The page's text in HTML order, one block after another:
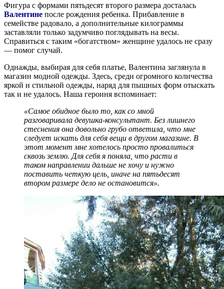
Фигура с формами пятьдесят второго размера досталась
Валентине после рождения ребенка. Прибавление в
семействе радовало, а дополнительные килограммы
заставляли только задумчиво поглядывать на весы.
Справиться с таким «богатством» женщине удалось не сразу
— помог случай.
Однажды, выбирая для себя платье, Валентина заглянула в
магазин модной одежды. Здесь, среди огромного количества
яркой и стильной одежды, наряд для пышных форм отыскать
так и не удалось. Наша героиня вспоминает:
«Самое обидное было то, как со мной
разговаривала девушка-консультант. Без лишнего
стеснения она довольно грубо ответила, что мне
следует искать для себя вещи в другом магазине. В
этот момент мне хотелось просто провалиться
сквозь землю. Для себя я поняла, что расти в
таком направлении дальше не хочу и нужно
поставить четкую цель, иначе на пятьдесят
втором размере дело не остановится».